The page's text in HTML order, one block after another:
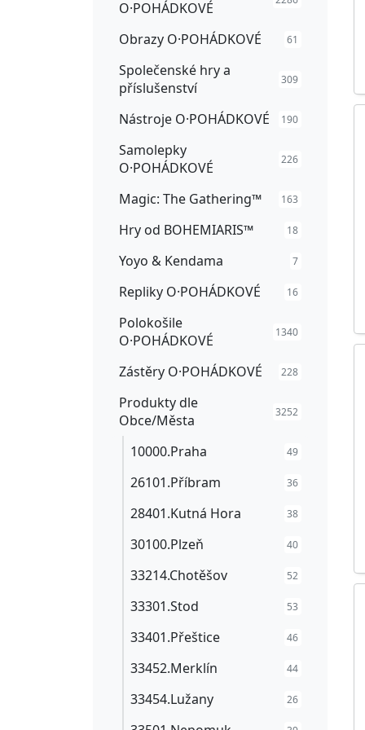
O·POHÁDKOVÉ
Obrazy O·POHÁDKOVÉ 61
Společenské hry a
příslušenství
309
Nástroje O·POHÁDKOVÉ 190
Samolepky
O·POHÁDKOVÉ
226
Magic: The Gathering™ 163
Hry od BOHEMIARIS™ 18
Yoyo & Kendama 7
Repliky O·POHÁDKOVÉ 16
Polokošile
O·POHÁDKOVÉ
1340
Zástěry O·POHÁDKOVÉ 228
Produkty dle
Obce/Města
3252
10000.Praha 49
26101.Příbram 36
28401.Kutná Hora 38
30100.Plzeň 40
33214.Chotěšov 52
33301.Stod 53
33401.Přeštice 46
33452.Merklín 44
33454.Lužany 26